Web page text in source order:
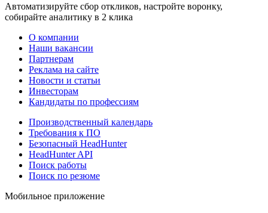
Автоматизируйте сбор откликов, настройте воронку,
собирайте аналитику в 2 клика
О компании
Наши вакансии
Партнерам
Реклама на сайте
Новости и статьи
Инвесторам
Кандидаты по профессиям
Производственный календарь
Требования к ПО
Безопасный HeadHunter
HeadHunter API
Поиск работы
Поиск по резюме
Мобильное приложение